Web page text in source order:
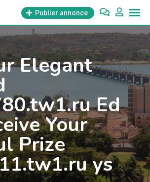
Publier annonce
Elegant
Ed
Your
Prize
ys